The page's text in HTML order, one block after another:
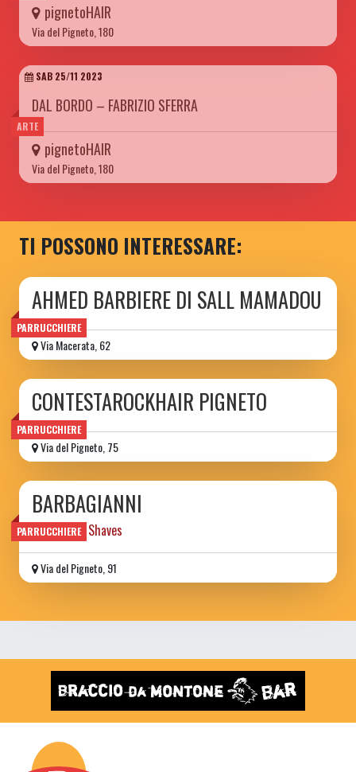
pignetoHAIR
Via del Pigneto, 180
ARTE
SAB 25/11 2023
DAL BORDO – FABRIZIO SFERRA
pignetoHAIR
Via del Pigneto, 180
TI POSSONO INTERESSARE:
PARRUCCHIERE
AHMED BARBIERE DI SALL MAMADOU
Via Macerata, 62
PARRUCCHIERE
CONTESTAROCKHAIR PIGNETO
Via del Pigneto, 75
PARRUCCHIERE
BARBAGIANNI
Haircuts & Shaves
Via del Pigneto, 91